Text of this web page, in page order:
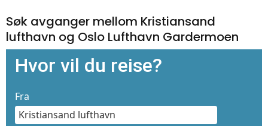
Søk avganger mellom Kristiansand
lufthavn og Oslo Lufthavn Gardermoen
Hvor vil du reise?
Fra